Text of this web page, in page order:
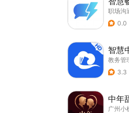
职场沟
0.0
智慧
教务管
3.3
中年
广州小